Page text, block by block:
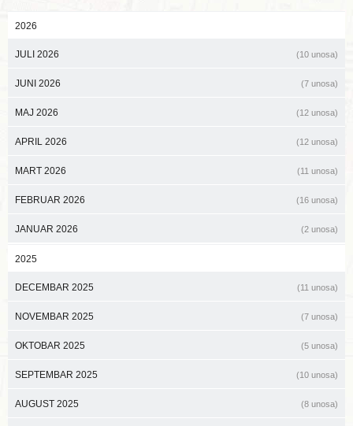
2026
JULI 2026 (10 unosa)
JUNI 2026 (7 unosa)
MAJ 2026 (12 unosa)
APRIL 2026 (12 unosa)
MART 2026 (11 unosa)
FEBRUAR 2026 (16 unosa)
JANUAR 2026 (2 unosa)
2025
DECEMBAR 2025 (11 unosa)
NOVEMBAR 2025 (7 unosa)
OKTOBAR 2025 (5 unosa)
SEPTEMBAR 2025 (10 unosa)
AUGUST 2025 (8 unosa)